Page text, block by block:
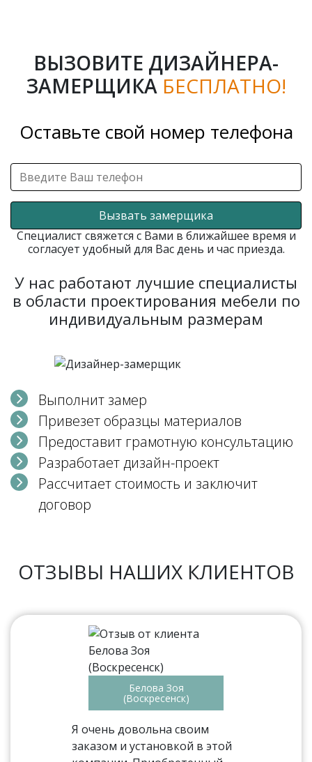
ВЫЗОВИТЕ ДИЗАЙНЕРА-
ЗАМЕРЩИКА БЕСПЛАТНО!
Оставьте свой номер телефона
Вызвать замерщика
Специалист свяжется с Вами в ближайшее время и
согласует удобный для Вас день и час приезда.
У нас работают лучшие специалисты
в области проектирования мебели по
индивидуальным размерам
Выполнит замер
Привезет образцы материалов
Предоставит грамотную консультацию
Разработает дизайн-проект
Рассчитает стоимость и заключит
договор
ОТЗЫВЫ НАШИХ КЛИЕНТОВ
Белова Зоя
(Воскресенск)
Я очень довольна своим
заказом и установкой в этой